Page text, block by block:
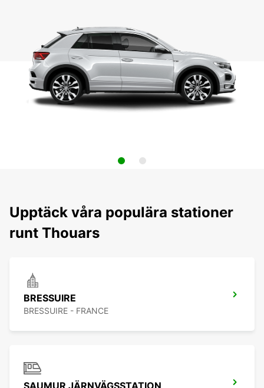
Upptäck våra populära stationer
runt Thouars
BRESSUIRE
BRESSUIRE - FRANCE